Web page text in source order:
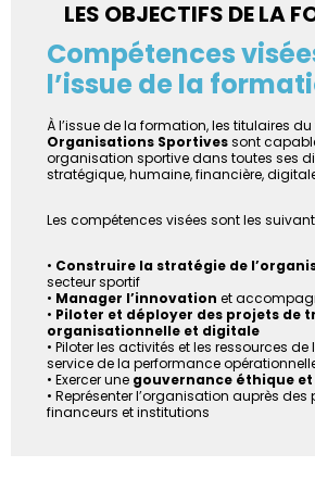
LES OBJECTIFS DE LA
Compétences
l’issue de la
À l’issue de la formation, les titulaires du
Organisations Sportivessont
organisation sportive dans toutes ses
stratégique, humaine, financière,
Les compétences visées sont les
• Construire la stratégie de
secteur sportif
• Manager l’innovation et
• Piloter et déployer des projets de
organisationnelle et digitale
• Piloter les activités et les ressources
service de la performance
• Exercer une gouvernance éthique
• Représenter l’organisation auprès des
financeurs et institutions